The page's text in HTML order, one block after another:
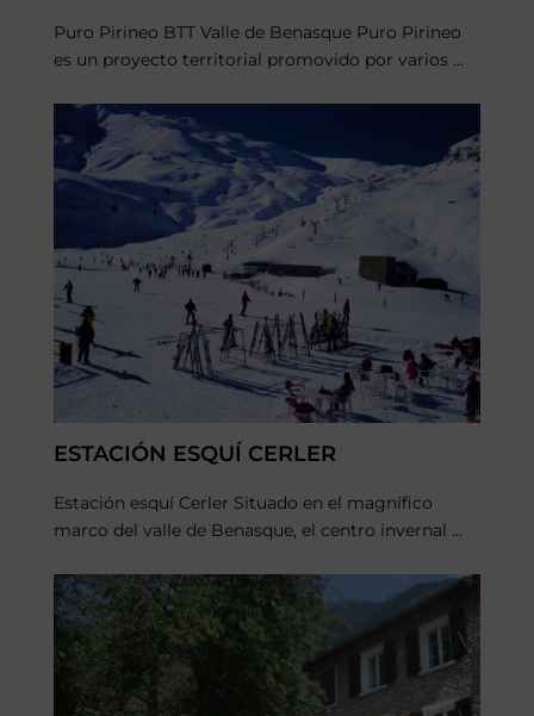
Puro Pirineo BTT Valle de Benasque Puro Pirineo
es un proyecto territorial promovido por varios ...
ESTACIÓN ESQUÍ CERLER
Estación esquí Cerler Situado en el magnífico
marco del valle de Benasque, el centro invernal ...